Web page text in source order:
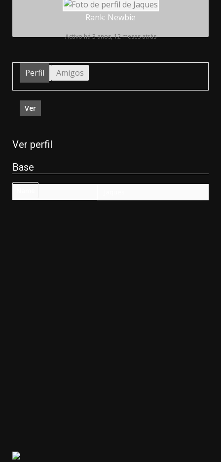
Rank: Newbie
Activo há 3 anos, 12 meses atrás
Perfil Amigos
Ver
Ver perfil
Base